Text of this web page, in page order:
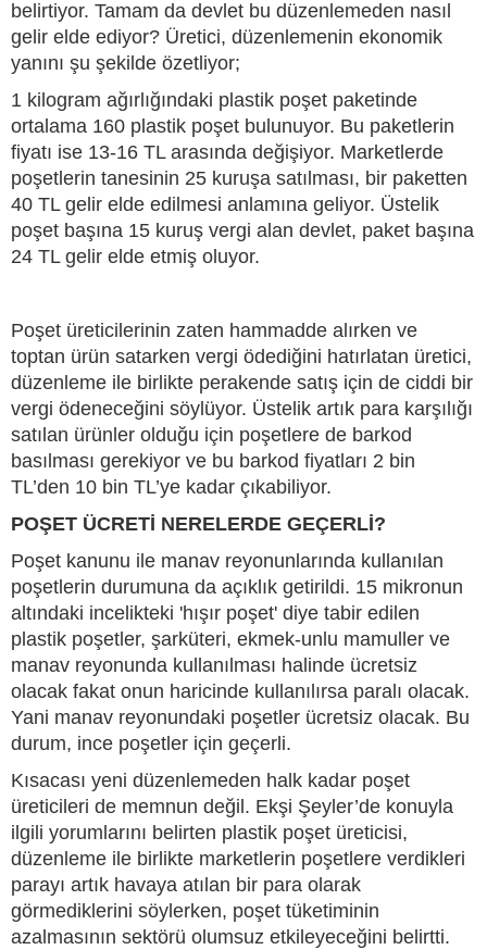
belirtiyor. Tamam da devlet bu düzenlemeden nasıl
gelir elde ediyor? Üretici, düzenlemenin ekonomik
yanını şu şekilde özetliyor;
1 kilogram ağırlığındaki plastik poşet paketinde
ortalama 160 plastik poşet bulunuyor. Bu paketlerin
fiyatı ise 13-16 TL arasında değişiyor. Marketlerde
poşetlerin tanesinin 25 kuruşa satılması, bir paketten
40 TL gelir elde edilmesi anlamına geliyor. Üstelik
poşet başına 15 kuruş vergi alan devlet, paket başına
24 TL gelir elde etmiş oluyor.
Poşet üreticilerinin zaten hammadde alırken ve
toptan ürün satarken vergi ödediğini hatırlatan üretici,
düzenleme ile birlikte perakende satış için de ciddi bir
vergi ödeneceğini söylüyor. Üstelik artık para karşılığı
satılan ürünler olduğu için poşetlere de barkod
basılması gerekiyor ve bu barkod fiyatları 2 bin
TL’den 10 bin TL’ye kadar çıkabiliyor.
POŞET ÜCRETİ NERELERDE GEÇERLİ?
Poşet kanunu ile manav reyonunlarında kullanılan
poşetlerin durumuna da açıklık getirildi. 15 mikronun
altındaki incelikteki 'hışır poşet' diye tabir edilen
plastik poşetler, şarküteri, ekmek-unlu mamuller ve
manav reyonunda kullanılması halinde ücretsiz
olacak fakat onun haricinde kullanılırsa paralı olacak.
Yani manav reyonundaki poşetler ücretsiz olacak. Bu
durum, ince poşetler için geçerli.
Kısacası yeni düzenlemeden halk kadar poşet
üreticileri de memnun değil. Ekşi Şeyler’de konuyla
ilgili yorumlarını belirten plastik poşet üreticisi,
düzenleme ile birlikte marketlerin poşetlere verdikleri
parayı artık havaya atılan bir para olarak
görmediklerini söylerken, poşet tüketiminin
azalmasının sektörü olumsuz etkileyeceğini belirtti.